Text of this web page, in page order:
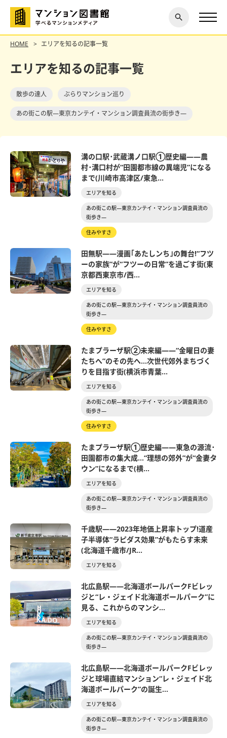
探す
閉じ
る
HOME エリアを知るの記事一覧
エリアを知るの記事一覧
散歩の達人 ぶらりマンション巡り
あの街この駅―東京カンテイ・マンション調査員流の街歩き―
溝の口駅･武蔵溝ノ口駅①歴史編――農
村･溝口村が“田園都市線の異端児”になる
まで(川崎市高津区/東急...
エリアを知る
あの街この駅―東京カンテイ・マンション調査員流の
街歩き―
住みやすさ
田無駅――漫画｢あたしンち｣の舞台!“フツ
ーの家族”が“フツーの日常”を過ごす街(東
京都西東京市/西...
エリアを知る
あの街この駅―東京カンテイ・マンション調査員流の
街歩き―
住みやすさ
たまプラーザ駅②未来編――“金曜日の妻
たちへ”のその先へ…次世代郊外まちづく
りを目指す街(横浜市青葉...
エリアを知る
あの街この駅―東京カンテイ・マンション調査員流の
街歩き―
住みやすさ
たまプラーザ駅①歴史編――東急の源流･
田園都市の集大成…“理想の郊外”が“金妻タ
ウン”になるまで(横...
エリアを知る
あの街この駅―東京カンテイ・マンション調査員流の
街歩き―
千歳駅――2023年地価上昇率トップ!道産
子半導体“ラピダス効果”がもたらす未来
(北海道千歳市/JR...
エリアを知る
北広島駅――北海道ボールパークFビレッ
ジと“レ・ジェイド北海道ボールパーク”に
見る、これからのマンシ...
エリアを知る
あの街この駅―東京カンテイ・マンション調査員流の
街歩き―
北広島駅――北海道ボールパークFビレッ
ジと球場直結マンション“レ・ジェイド北
海道ボールパーク”の誕生...
エリアを知る
あの街この駅―東京カンテイ・マンション調査員流の
街歩き―